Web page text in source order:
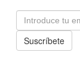
Email
Suscríbete